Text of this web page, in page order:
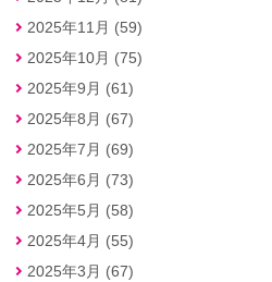
2025年11月 (59)
2025年10月 (75)
2025年9月 (61)
2025年8月 (67)
2025年7月 (69)
2025年6月 (73)
2025年5月 (58)
2025年4月 (55)
2025年3月 (67)